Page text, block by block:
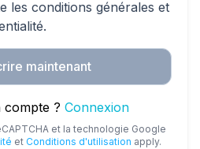
les conditions générales et
maintenant
compte ? Connexion
et la technologie Google
et Conditions d'utilisation apply.